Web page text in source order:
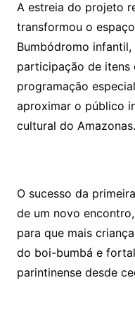
A estreia do projeto
transformou o
Bumbódromo
participação de itens
programação
aproximar o público
cultural do Amazonas.
O sucesso da
de um novo
para que mais
do boi-bumbá e
parintinense desde